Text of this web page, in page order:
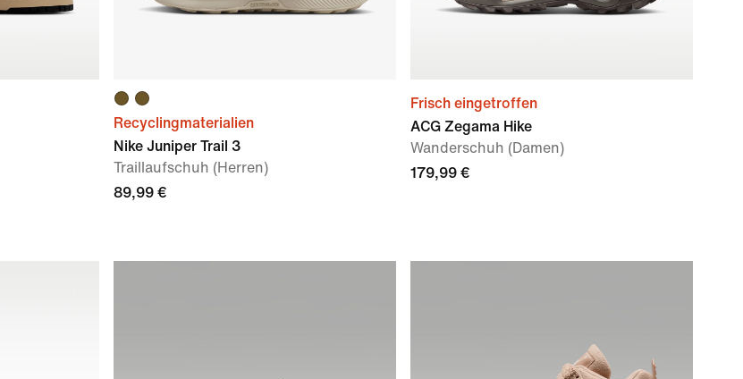
Recyclingmaterialien
Nike Juniper Trail 3
Traillaufschuh (Herren)
89,99 €
Frisch eingetroffen
ACG Zegama Hike
Wanderschuh (Damen)
179,99 €